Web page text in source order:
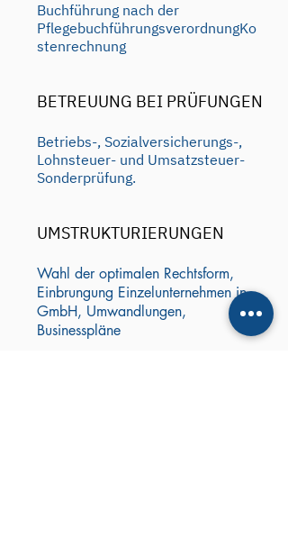
Buchführung nach der
PflegebuchführungsverordnungKo
stenrechnung
BETREUUNG BEI PRÜFUNGEN
Betriebs-, Sozialversicherungs-,
Lohnsteuer- und Umsatzsteuer-
Sonderprüfung.
UMSTRUKTURIERUNGEN
Wahl der optimalen Rechtsform,
Einbrungung Einzelunternehmen in
GmbH, Umwandlungen,
Businesspläne